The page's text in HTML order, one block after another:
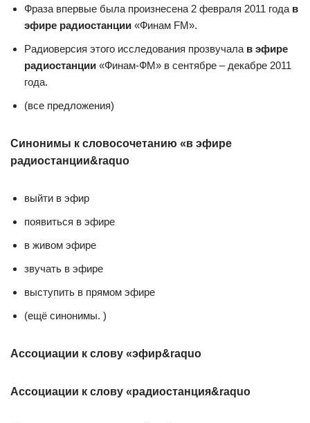
Фраза впервые была произнесена 2 февраля 2011 года в
эфире радиостанции «Финам FM».
Радиоверсия этого исследования прозвучала в эфире
радиостанции «Финам-ФМ» в сентябре – декабре 2011
года.
(все предложения)
Синонимы к словосочетанию «в эфире
радиостанции&raquo
выйти в эфир
появиться в эфире
в живом эфире
звучать в эфире
выступить в прямом эфире
(ещё синонимы. )
Ассоциации к слову «эфир&raquo
Ассоциации к слову «радиостанция&raquo